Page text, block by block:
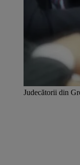
Judecătorii din